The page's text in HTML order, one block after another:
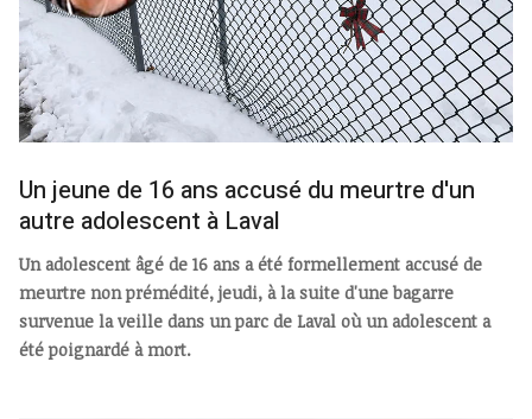
Un jeune de 16 ans accusé du meurtre d'un
autre adolescent à Laval
Un adolescent âgé de 16 ans a été formellement accusé de
meurtre non prémédité, jeudi, à la suite d'une bagarre
survenue la veille dans un parc de Laval où un adolescent a
été poignardé à mort.